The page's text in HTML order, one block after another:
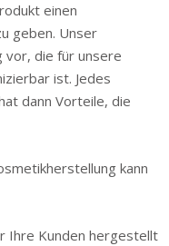
einen
geben. Unser
vor, die für unsere
ist. Jedes
dann Vorteile, die
kann
Ihre Kunden hergestellt